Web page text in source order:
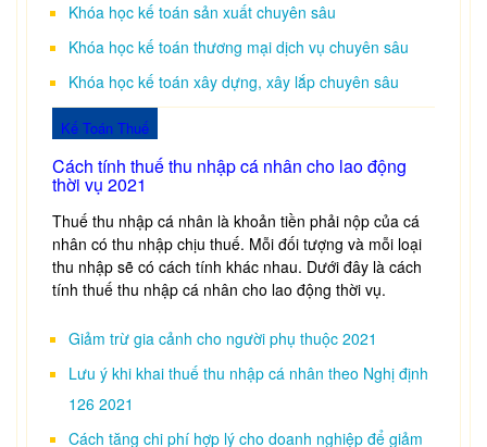
Khóa học kế toán sản xuất chuyên sâu
Khóa học kế toán thương mại dịch vụ chuyên sâu
Khóa học kế toán xây dựng, xây lắp chuyên sâu
Kế Toán Thuế
Cách tính thuế thu nhập cá nhân cho lao động
thời vụ 2021
Thuế thu nhập cá nhân là khoản tiền phải nộp của cá
nhân có thu nhập chịu thuế. Mỗi đối tượng và mỗi loại
thu nhập sẽ có cách tính khác nhau. Dưới đây là cách
tính thuế thu nhập cá nhân cho lao động thời vụ.
Giảm trừ gia cảnh cho người phụ thuộc 2021
Lưu ý khi khai thuế thu nhập cá nhân theo Nghị định
126 2021
Cách tăng chi phí hợp lý cho doanh nghiệp để giảm